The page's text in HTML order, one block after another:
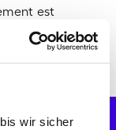
wir sicher
est